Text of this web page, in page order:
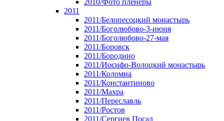
2010/Фото пленеры
2011
2011/Белопесоцкий монастырь
2011/Боголюбово-3-июня
2011/Боголюбово-27-мая
2011/Боровск
2011/Бородино
2011/Иосифо-Волоцкий монастырь
2011/Коломна
2011/Константиново
2011/Махра
2011/Переславль
2011/Ростов
2011/Сергиев Посад